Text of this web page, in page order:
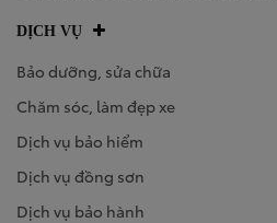
DỊCH VỤ
Bảo dưỡng, sửa chữa
Chăm sóc, làm đẹp xe
Dịch vụ bảo hiểm
Dịch vụ đồng sơn
Dịch vụ bảo hành